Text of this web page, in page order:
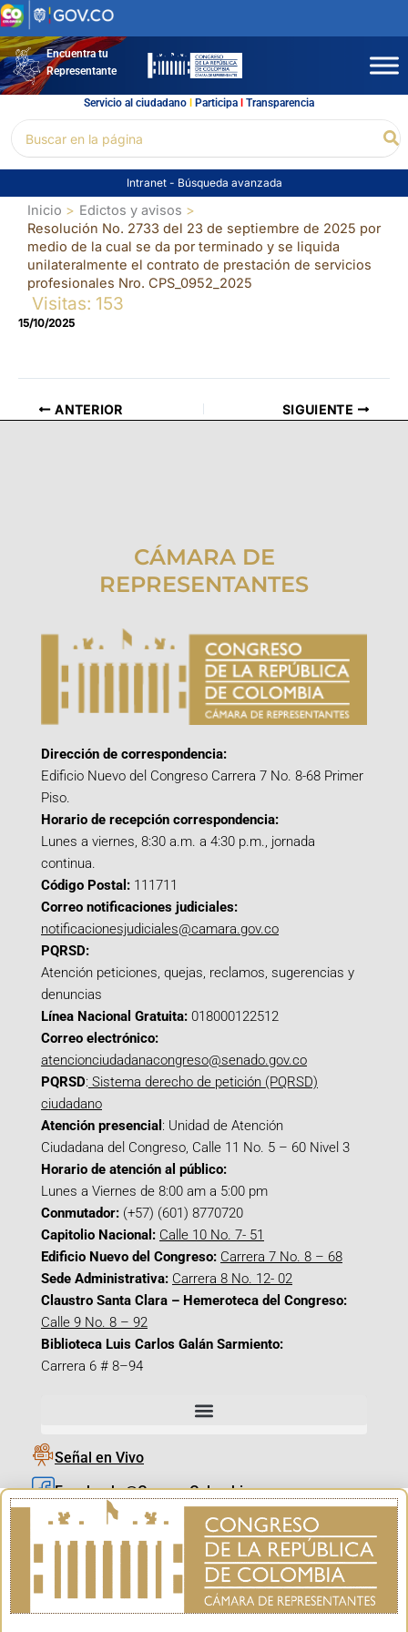
Ir
al
contenidoEncuentra tu
Representante
Servicio al ciudadano l Participal Transparencia
por:
Intranet - Búsqueda avanzada
Inicio
Edictos y avisos
Resolución No. 2733 del 23 de septiembre de 2025 por
medio de la cual se da por terminado y se liquida
unilateralmente el contrato de prestación de servicios
profesionales Nro. CPS_0952_2025
Visitas: 153
15/10/2025
ANTERIOR SIGUIENTE
CÁMARA DE
REPRESENTANTES
Dirección de correspondencia:
Edificio Nuevo del Congreso Carrera 7 No. 8-68 Primer
Piso.
Horario de recepción correspondencia:
Lunes a viernes, 8:30 a.m. a 4:30 p.m., jornada
continua.
Código Postal: 111711
Correo notificaciones judiciales:
notificacionesjudiciales@camara.gov.co
PQRSD:
Atención peticiones, quejas, reclamos, sugerencias y
denuncias
Línea Nacional Gratuita: 018000122512
Correo electrónico:
atencionciudadanacongreso@senado.gov.co
PQRSD: Sistema derecho de petición (PQRSD)
ciudadano
Atención presencial : Unidad de Atención
Ciudadana del Congreso, Calle 11 No. 5 – 60 Nivel 3
Horario de atención al público:
Lunes a Viernes de 8:00 am a 5:00 pm
Conmutador: (+57) (601) 8770720
Capitolio Nacional: Calle 10 No. 7- 51
Edificio Nuevo del Congreso: Carrera 7 No. 8 – 68
Sede Administrativa: Carrera 8 No. 12- 02
Claustro Santa Clara – Hemeroteca del Congreso:
Calle 9 No. 8 – 92
Biblioteca Luis Carlos Galán Sarmiento:
Carrera 6 # 8–94
Señal en Vivo
Facebook_@CamaraColombia
Instagram_@CamaraColombia
X_@CamaraColombia
Youtube_@CamaraColombia